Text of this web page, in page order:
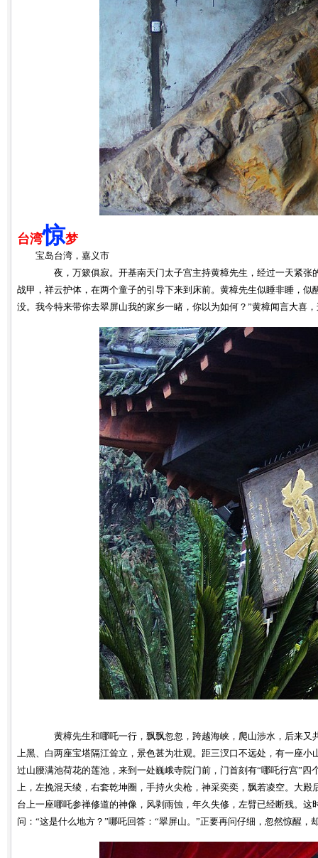
台湾惊梦
宝岛台湾，嘉义市
夜，万簌俱寂。开基南天门太子宫主持黄樟先生，经过一天紧张的
战甲，祥云护体，在两个童子的引导下来到床前。黄樟先生似睡非睡，
没。我今特来带你去翠屏山我的家乡一睹，你以为如何？”黄樟闻言大喜
黄樟先生和哪吒一行，飘飘忽忽，跨越海峡，爬山涉水，后来又共
上黑、白两座宝塔隔江耸立，景色甚为壮观。距三汊口不远处，有一座
过山腰满池荷花的莲池，来到一处巍峨寺院门前，门首刻有“哪吒行宫”
上，左挽混天绫，右套乾坤圈，手持火尖枪，神采奕奕，飘若凌空。大
台上一座哪吒参禅修道的神像，风剥雨蚀，年久失修，左臂已经断残。
问：“这是什么地方？”哪吒回答：“翠屏山。”正要再问仔细，忽然惊醒，